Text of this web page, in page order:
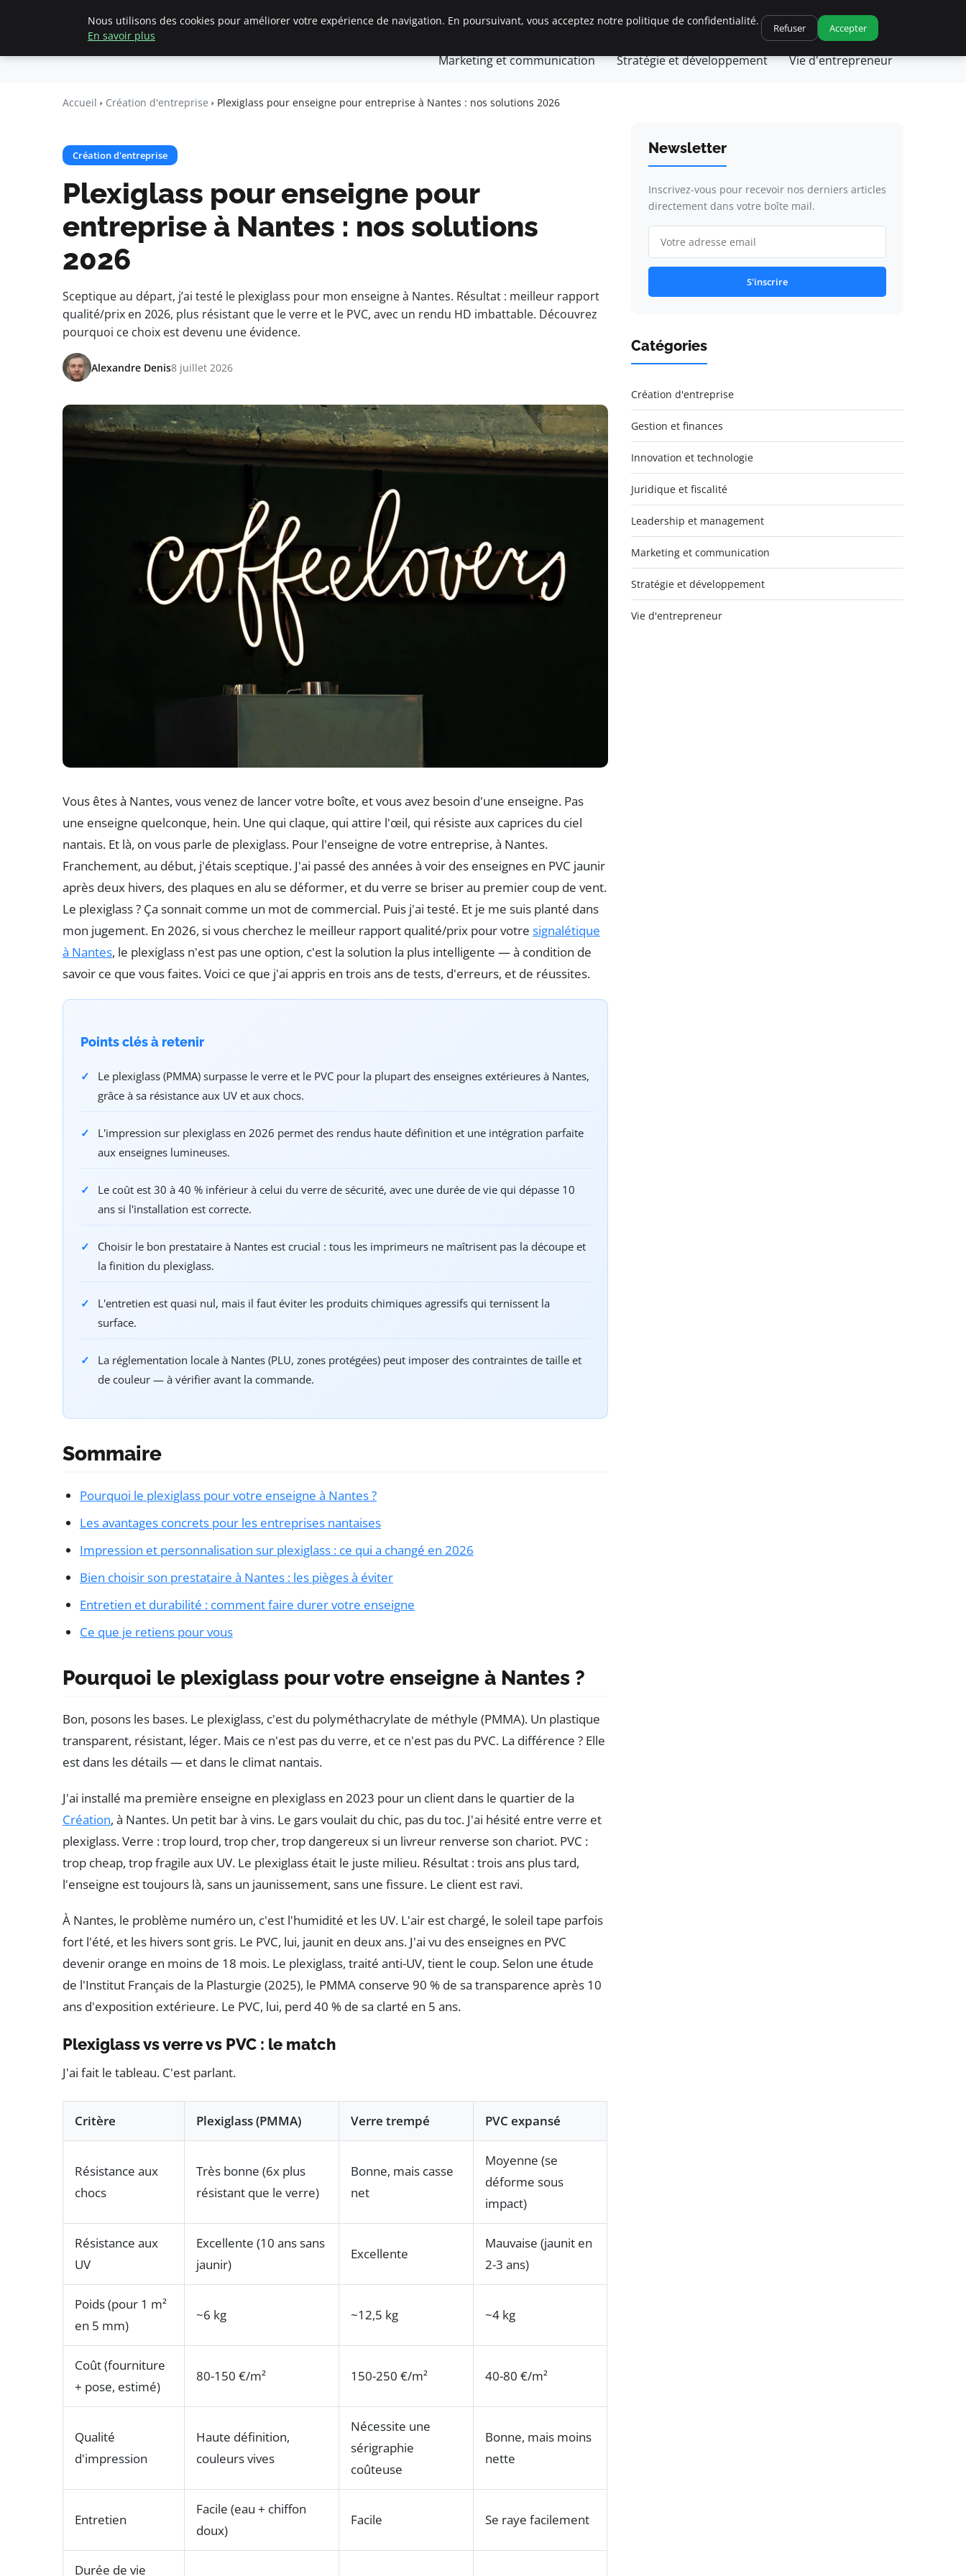
Business Insights for French Entrepreneurs
Accueil Création d'entreprise Gestion et finances Innovation et technologie Juridique et fiscalité Leadership et management
Marketing et communication Stratégie et développement Vie d'entrepreneur
Accueil Création d'entreprise Plexiglass pour enseigne pour entreprise à Nantes : nos solutions 2026
Création d'entreprise
Plexiglass pour enseigne pour
entreprise à Nantes : nos solutions
2026
Sceptique au départ, j’ai testé le plexiglass pour mon enseigne à Nantes. Résultat : meilleur rapport
qualité/prix en 2026, plus résistant que le verre et le PVC, avec un rendu HD imbattable. Découvrez
pourquoi ce choix est devenu une évidence.
Alexandre Denis8 juillet 2026
Vous êtes à Nantes, vous venez de lancer votre boîte, et vous avez besoin d'une enseigne. Pas
une enseigne quelconque, hein. Une qui claque, qui attire l'œil, qui résiste aux caprices du ciel
nantais. Et là, on vous parle de plexiglass. Pour l'enseigne de votre entreprise, à Nantes.
Franchement, au début, j'étais sceptique. J'ai passé des années à voir des enseignes en PVC jaunir
après deux hivers, des plaques en alu se déformer, et du verre se briser au premier coup de vent.
Le plexiglass ? Ça sonnait comme un mot de commercial. Puis j'ai testé. Et je me suis planté dans
mon jugement. En 2026, si vous cherchez le meilleur rapport qualité/prix pour votre signalétique
à Nantes, le plexiglass n'est pas une option, c'est la solution la plus intelligente — à condition de
savoir ce que vous faites. Voici ce que j'ai appris en trois ans de tests, d'erreurs, et de réussites.
Points clés à retenir
Le plexiglass (PMMA) surpasse le verre et le PVC pour la plupart des enseignes extérieures à Nantes,
grâce à sa résistance aux UV et aux chocs.
L'impression sur plexiglass en 2026 permet des rendus haute définition et une intégration parfaite
aux enseignes lumineuses.
Le coût est 30 à 40 % inférieur à celui du verre de sécurité, avec une durée de vie qui dépasse 10
ans si l'installation est correcte.
Choisir le bon prestataire à Nantes est crucial : tous les imprimeurs ne maîtrisent pas la découpe et
la finition du plexiglass.
L'entretien est quasi nul, mais il faut éviter les produits chimiques agressifs qui ternissent la
surface.
La réglementation locale à Nantes (PLU, zones protégées) peut imposer des contraintes de taille et
de couleur — à vérifier avant la commande.
Sommaire
Pourquoi le plexiglass pour votre enseigne à Nantes ?
Les avantages concrets pour les entreprises nantaises
Impression et personnalisation sur plexiglass : ce qui a changé en 2026
Bien choisir son prestataire à Nantes : les pièges à éviter
Entretien et durabilité : comment faire durer votre enseigne
Ce que je retiens pour vous
Pourquoi le plexiglass pour votre enseigne à Nantes ?
Bon, posons les bases. Le plexiglass, c'est du polyméthacrylate de méthyle (PMMA). Un plastique
transparent, résistant, léger. Mais ce n'est pas du verre, et ce n'est pas du PVC. La différence ? Elle
est dans les détails — et dans le climat nantais.
J'ai installé ma première enseigne en plexiglass en 2023 pour un client dans le quartier de la
Création, à Nantes. Un petit bar à vins. Le gars voulait du chic, pas du toc. J'ai hésité entre verre et
plexiglass. Verre : trop lourd, trop cher, trop dangereux si un livreur renverse son chariot. PVC :
trop cheap, trop fragile aux UV. Le plexiglass était le juste milieu. Résultat : trois ans plus tard,
l'enseigne est toujours là, sans un jaunissement, sans une fissure. Le client est ravi.
À Nantes, le problème numéro un, c'est l'humidité et les UV. L'air est chargé, le soleil tape parfois
fort l'été, et les hivers sont gris. Le PVC, lui, jaunit en deux ans. J'ai vu des enseignes en PVC
devenir orange en moins de 18 mois. Le plexiglass, traité anti-UV, tient le coup. Selon une étude
de l'Institut Français de la Plasturgie (2025), le PMMA conserve 90 % de sa transparence après 10
ans d'exposition extérieure. Le PVC, lui, perd 40 % de sa clarté en 5 ans.
Plexiglass vs verre vs PVC : le match
J'ai fait le tableau. C'est parlant.
Critère Plexiglass (PMMA) Verre trempé PVC expansé
Résistance aux
chocs
Très bonne (6x plus
résistant que le verre)
Bonne, mais casse
net
Moyenne (se
déforme sous
impact)
Résistance aux
UV
Excellente (10 ans sans
jaunir)
Excellente
Mauvaise (jaunit en
2-3 ans)
Poids (pour 1 m²
en 5 mm)
~6 kg ~12,5 kg ~4 kg
Coût (fourniture
+ pose, estimé)
80-150 €/m² 150-250 €/m² 40-80 €/m²
Qualité
d'impression
Haute définition,
couleurs vives
Nécessite une
sérigraphie
coûteuse
Bonne, mais moins
nette
Entretien
Facile (eau + chiffon
doux)
Facile Se raye facilement
Durée de vie
Newsletter
Inscrivez-vous pour recevoir nos derniers articles
directement dans votre boîte mail.
S'inscrire
Catégories
Création d'entreprise
Gestion et finances
Innovation et technologie
Juridique et fiscalité
Leadership et management
Marketing et communication
Stratégie et développement
Vie d'entrepreneur
Nous utilisons des cookies pour améliorer votre expérience de navigation. En poursuivant, vous acceptez notre politique de confidentialité.
En savoir plus
Refuser Accepter